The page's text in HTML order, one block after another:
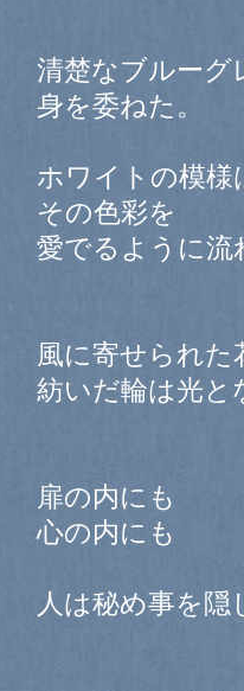
清楚なブルーグ
身を委ねた。
ホワイトの模様
その色彩を
愛でるように流
風に寄せられた
紡いだ輪は光と
扉の内にも
心の内にも
人は秘め事を